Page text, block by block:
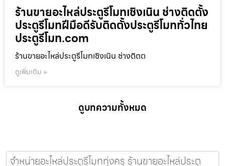
ร้านขายอะไหล่ประตูรีโมทเชิงเนิน ช่างติดตั้ง
ประตูรีโมทฝีมือดีรับติดตั้งประตูรีโมททั่วไทย
ประตูรีโมท.com
ร้านขายอะไหล่ประตูรีโมทเชิงเนิน ช่างติดต
ดูเพิ่มเติม »
ดูบทความทั้งหมด
จำหน่ายอะไหล่ประตูรีโมททุ่งครุ ร้านขายอะไหล่ประตู